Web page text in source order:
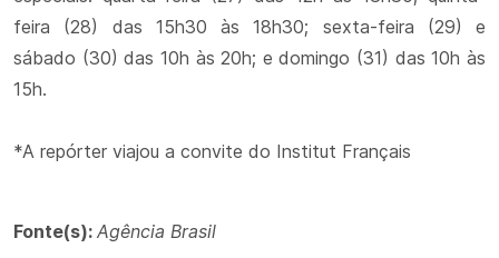
feira (28) das 15h30 às 18h30; sexta-feira (29) e
sábado (30) das 10h às 20h; e domingo (31) das 10h às
15h.
*A repórter viajou a convite do Institut Français
Fonte(s): Agência Brasil